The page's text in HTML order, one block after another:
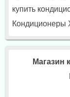
купить
Кондиционеры
Магазин